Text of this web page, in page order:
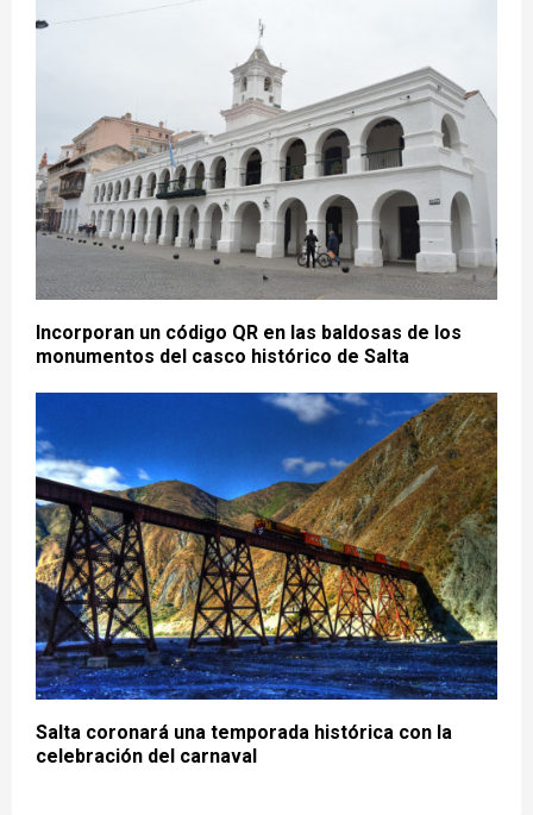
Incorporan un código QR en las baldosas de los
monumentos del casco histórico de Salta
Salta coronará una temporada histórica con la
celebración del carnaval